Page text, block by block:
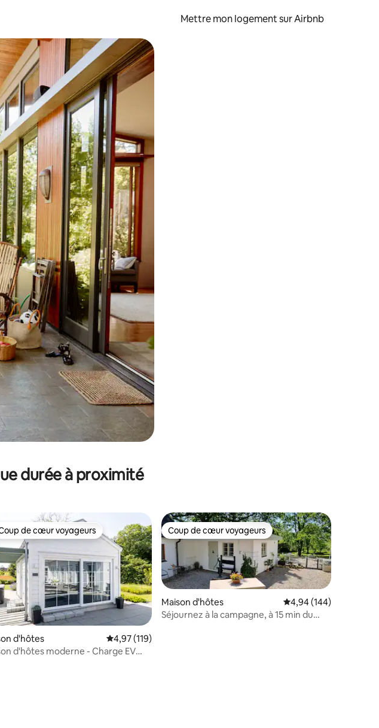
Mettre mon logement sur Airbnb
ou en appuyant et en faisant glisser.
durée à proximité
5
de cœur voyageurs les plus appréciés
de cœur voyageurs
d'hôtes Évaluation moyenne sur la base de 119 commentaires : 4,97 sur 5
4,97 (119)
d'hôtes moderne - Charge EV
Coup de cœur voyageurs
Coup de cœur voyageurs
Maison d'hôtes Évaluation moyenne
4,94 (144)
Séjournez à la campagne, à 15 min du